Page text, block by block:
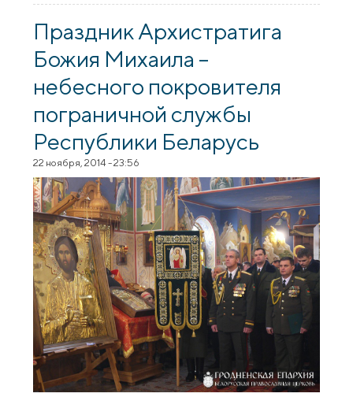
Михаила
Праздник Архистратига
Божия Михаила –
небесного покровителя
пограничной службы
Республики Беларусь
22 ноября, 2014 - 23:56